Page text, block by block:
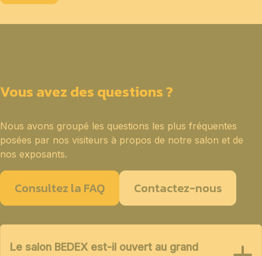
Vous avez des questions ?
Nous avons groupé les questions les plus fréquentes
posées par nos visiteurs à propos de notre salon et de
nos exposants.
Consultez la FAQ Contactez-nous
Le salon BEDEX est-il ouvert au grand